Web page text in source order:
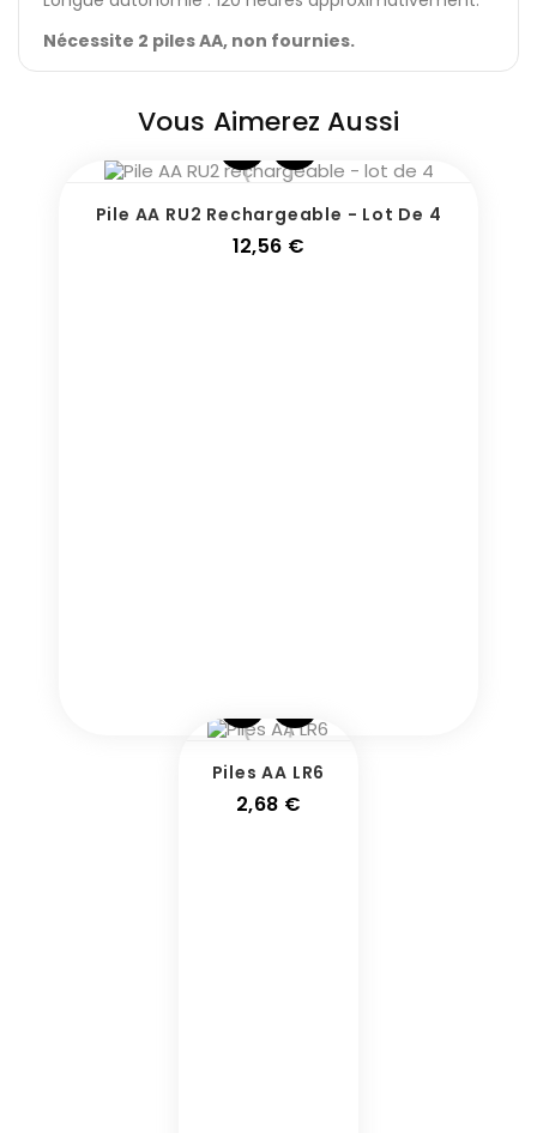
Nécessite 2 piles AA, non fournies.
Vous Aimerez Aussi
Pile AA RU2 Rechargeable - Lot De 4
12,56 €
Piles AA LR6
2,68 €